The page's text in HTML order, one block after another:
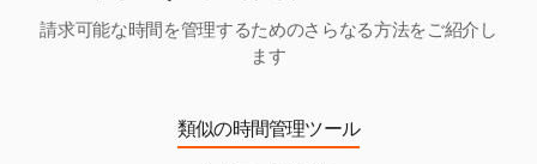
請求可能な時間を管理するためのさらなる方法をご紹介し
ます
類似の時間管理ツール